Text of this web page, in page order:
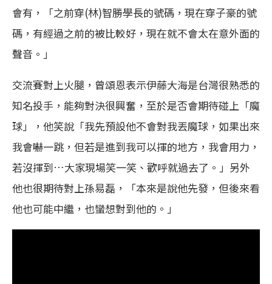
會有，「之前穿(林)智勝學長的號碼，現在穿子豪的號
碼，有經過之前的被比較好，現在就不會太在意外面的
聲音。」
交流賽對上火腿，曾頌恩表示伊藤大海是台灣很熟悉的
知名投手，能夠對決很興奮，至於是否會期待碰上「魔
球」，他笑說「我先預設他不會對我丟魔球，如果出來
我會嚇一跳，但若是進到我可以揮的地方，我會用力，
若沒揮到…大家現場笑一笑、歡呼就過去了。」另外
他也很期待對上孫易磊，「本來是說他先發，但後來看
他也可能中繼，也蠻想對到他的。」